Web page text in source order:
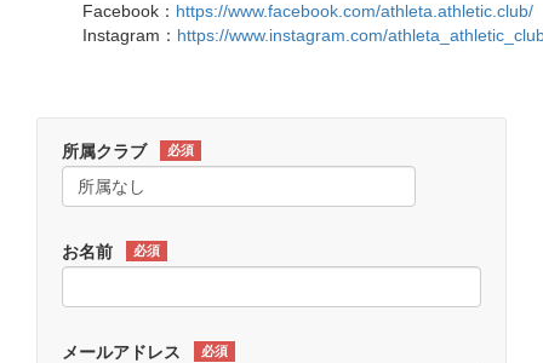
Facebook： https://www.facebook.com/athleta.athletic.club/
Instagram： https://www.instagram.com/
所属クラブ 必須
お名前 必須
メールアドレス 必須